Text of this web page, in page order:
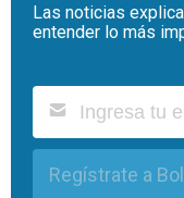
Las noticias
entender lo más
Regístrate a